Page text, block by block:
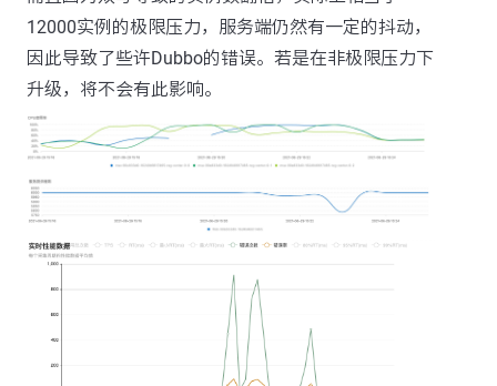
12000实例的极限压力，服务端仍然有一定的抖动，
因此导致了些许Dubbo的错误。若是在非极限压力下
升级，将不会有此影响。